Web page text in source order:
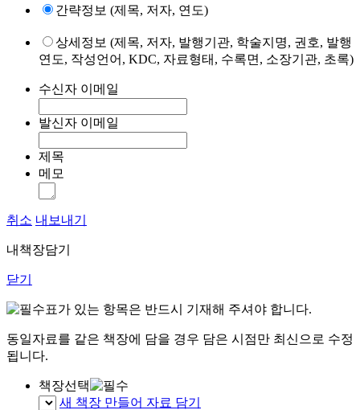
간략정보 (제목, 저자, 연도)
상세정보 (제목, 저자, 발행기관, 학술지명, 권호, 발행
연도, 작성언어, KDC, 자료형태, 수록면, 소장기관, 초록)
수신자 이메일
발신자 이메일
제목
메모
취소 내보내기
내책장담기
닫기
표가 있는 항목은 반드시 기재해 주셔야 합니다.
동일자료를 같은 책장에 담을 경우 담은 시점만 최신으로 수정
됩니다.
책장선택
새 책장 만들어 자료 담기